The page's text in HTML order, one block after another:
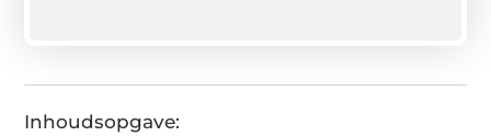
Inhoudsopgave: